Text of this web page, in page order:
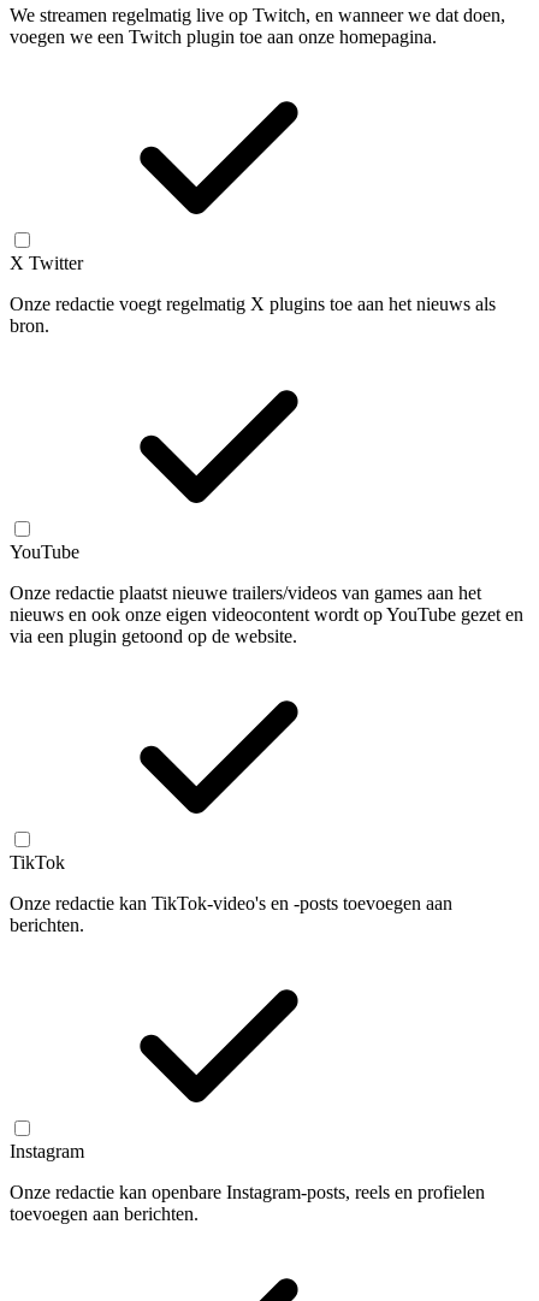
We streamen regelmatig live op Twitch, en wanneer we dat doen,
voegen we een Twitch plugin toe aan onze homepagina.
X Twitter
Onze redactie voegt regelmatig X plugins toe aan het nieuws als
bron.
YouTube
Onze redactie plaatst nieuwe trailers/videos van games aan het
nieuws en ook onze eigen videocontent wordt op YouTube gezet en
via een plugin getoond op de website.
TikTok
Onze redactie kan TikTok-video's en -posts toevoegen aan
berichten.
Instagram
Onze redactie kan openbare Instagram-posts, reels en profielen
toevoegen aan berichten.